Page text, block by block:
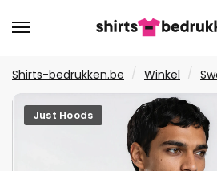
naar
naar
inhoud
Shirts-bedrukken.be / Winkel /
Just Hoods